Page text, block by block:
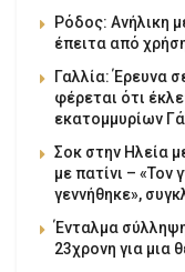
Ρόδος: Ανήλικη
έπειτα από
Γαλλία: Έρευνα
φέρεται ότι
εκατομμυρίων
Σοκ στην Ηλεία
με πατίνι – «Τον
γεννήθηκε»,
Ένταλμα
23χρονη για μια